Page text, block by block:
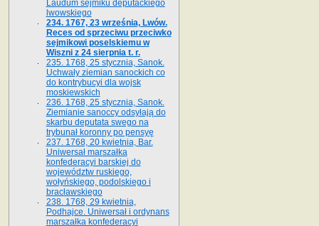
Laudum sejmiku deputackiego
lwowskiego
234. 1767, 23 września, Lwów.
Reces od sprzeciwu przeciwko
sejmikowi poselskiemu w
Wiszni z 24 sierpnia t. r.
235. 1768, 25 stycznia, Sanok.
Uchwały ziemian sanockich co
do kontrybucyi dla wojsk
moskiewskich
236. 1768, 25 stycznia, Sanok.
Ziemianie sanoccy odsyłają do
skarbu deputata swego na
trybunał koronny po pensyę
237. 1768, 20 kwietnia, Bar.
Uniwersał marszałka
konfederacyi barskiej do
województw ruskiego,
wołyńskiego, podolskiego i
bracławskiego
238. 1768, 29 kwietnia,
Podhajce. Uniwersał i ordynans
marszałka konfederacyi